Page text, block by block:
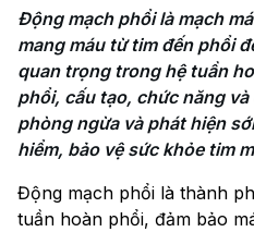
Động mạch phổi là mạch
mang máu từ tim đến phổi
quan trọng trong hệ tuần
phổi, cấu tạo, chức năng
phòng ngừa và phát hiện
hiểm, bảo vệ sức khỏe tim
Động mạch phổi là thành
tuần hoàn phổi, đảm bảo